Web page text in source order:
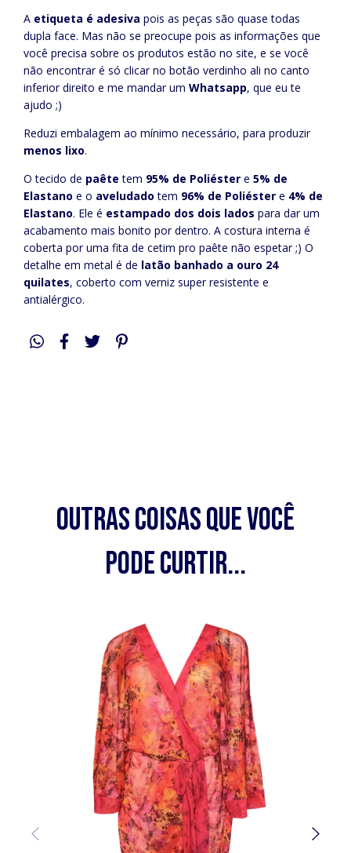
A etiqueta é adesiva pois as peças são quase todas
dupla face. Mas não se preocupe pois as informações que
você precisa sobre os produtos estão no site, e se você
não encontrar é só clicar no botão verdinho ali no canto
inferior direito e me mandar um Whatsapp, que eu te
ajudo ;)
Reduzi embalagem ao mínimo necessário, para produzir
menos lixo.
O tecido de paête tem 95% de Poliéster e 5% de
Elastano e o aveludadotem 96% de Poliéster e 4% de
Elastano. Ele é estampado dos dois lados para dar um
acabamento mais bonito por dentro. A costura interna é
coberta por uma fita de cetim pro paête não espetar ;) O
detalhe em metal é de latão banhado a ouro 24
quilates, coberto com verniz super resistente e
antialérgico.
Outras coisas que você
pode curtir...